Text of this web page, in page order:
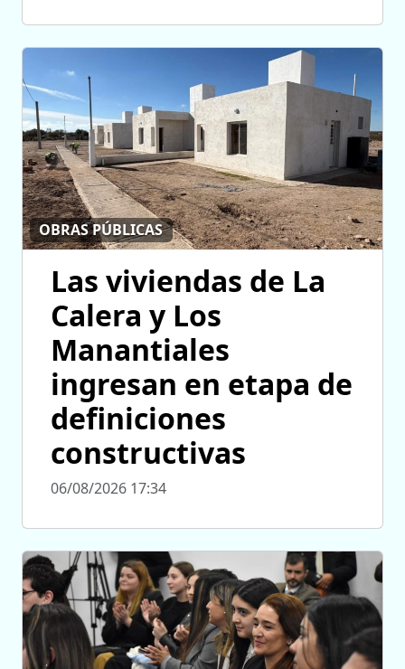
OBRAS PÚBLICAS
Las viviendas de La
Calera y Los
Manantiales
ingresan en etapa de
definiciones
constructivas
06/08/2026 17:34